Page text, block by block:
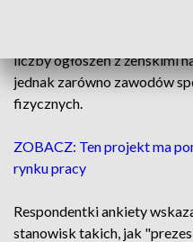
liczby ogłoszeń z żeńskimi
jednak zarówno zawodów
fizycznych.
ZOBACZ: Ten projekt ma
rynku pracy
Respondentki ankiety
stanowisk takich, jak